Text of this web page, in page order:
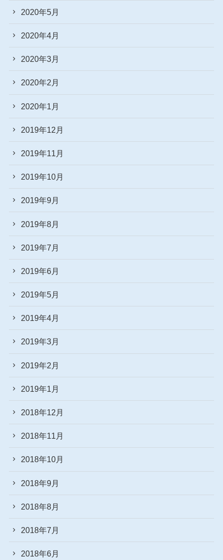
2020年5月
2020年4月
2020年3月
2020年2月
2020年1月
2019年12月
2019年11月
2019年10月
2019年9月
2019年8月
2019年7月
2019年6月
2019年5月
2019年4月
2019年3月
2019年2月
2019年1月
2018年12月
2018年11月
2018年10月
2018年9月
2018年8月
2018年7月
2018年6月